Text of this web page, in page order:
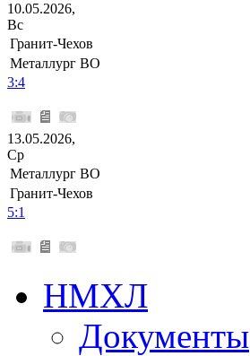
10.05.2026,
Вс
Гранит-Чехов
Металлург ВО
3:4
13.05.2026,
Ср
Металлург ВО
Гранит-Чехов
5:1
НМХЛ
Документы